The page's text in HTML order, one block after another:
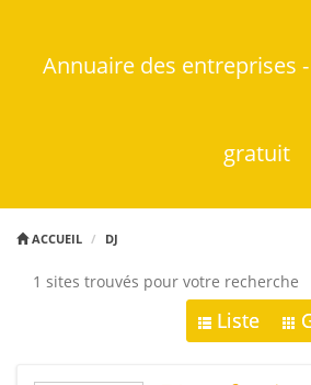
Annuaire des entreprises
gratuit
ACCUEIL DJ
1 sites trouvés pour votre recherche
Liste